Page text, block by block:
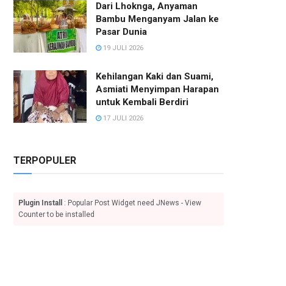
Dari Lhoknga, Anyaman
Bambu Menganyam Jalan ke
Pasar Dunia
19 JULI 2026
Kehilangan Kaki dan Suami,
Asmiati Menyimpan Harapan
untuk Kembali Berdiri
17 JULI 2026
TERPOPULER
Plugin Install
: Popular Post Widget need JNews - View
Counter to be installed